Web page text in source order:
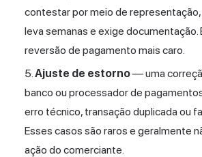
contestar por meio de
leva semanas e exige documentação.
reversão de pagamento mais caro.
Ajuste de estorno— uma
banco ou processador de
erro técnico, transação duplicada ou
Esses casos são raros e geralmente
ação do comerciante.